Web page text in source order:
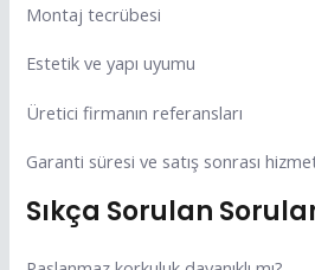
Montaj tecrübesi
Estetik ve yapı uyumu
Üretici firmanın referansları
Garanti süresi ve satış sonrası
Sıkça Sorulan